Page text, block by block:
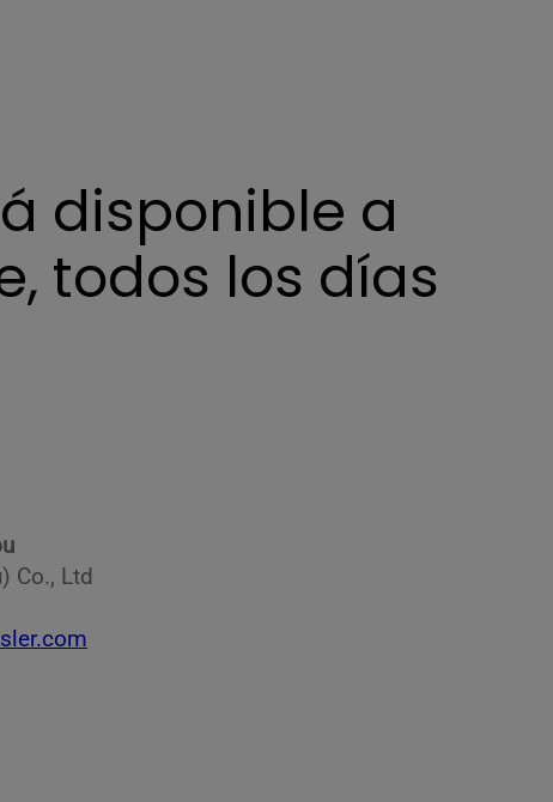
disponible a
todos los días
Co., Ltd